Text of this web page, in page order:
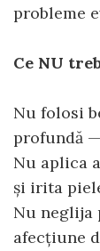
probleme
Ce NU
Nu folosi
profundă
Nu aplica
și irita
Nu neglija
afecțiune